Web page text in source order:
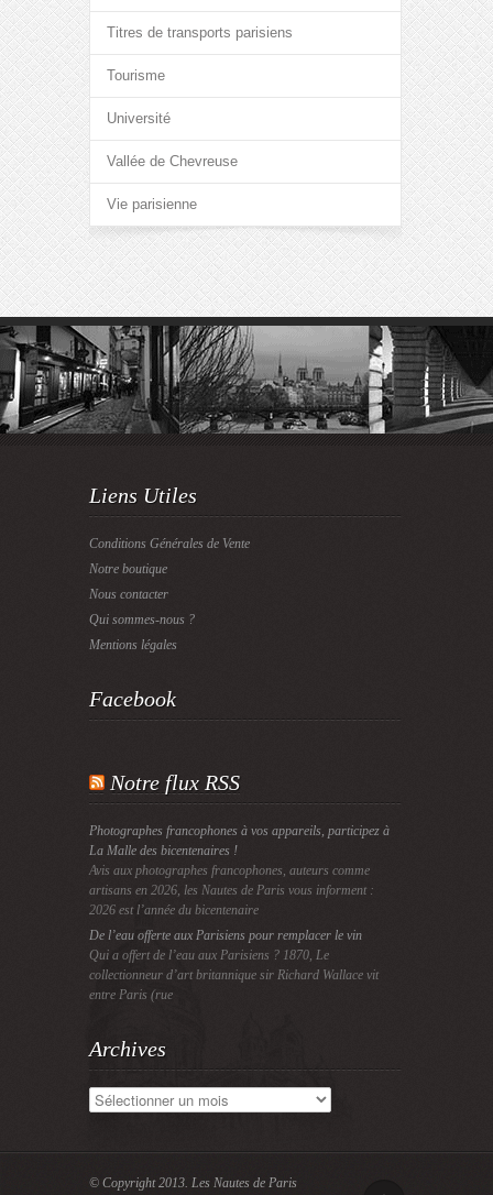
Titres de transports parisiens
Tourisme
Université
Vallée de Chevreuse
Vie parisienne
Liens Utiles
Conditions Générales de Vente
Notre boutique
Nous contacter
Qui sommes-nous ?
Mentions légales
Facebook
Notre flux RSS
Photographes francophones à vos appareils, participez à
La Malle des bicentenaires !
Avis aux photographes francophones, auteurs comme
artisans en 2026, les Nautes de Paris vous informent :
2026 est l’année du bicentenaire
De l’eau offerte aux Parisiens pour remplacer le vin
Qui a offert de l’eau aux Parisiens ? 1870, Le
collectionneur d’art britannique sir Richard Wallace vit
entre Paris (rue
Archives
Archives
© Copyright 2013. Les Nautes de Paris